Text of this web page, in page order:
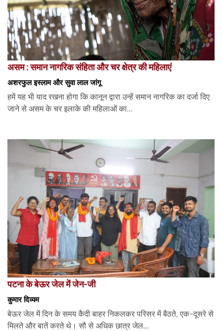
असम : समान नागरिक संहिता और चर क्षेत्र की महिलाएं
अशरफुल इस्लाम और सुवा लाल जांगू
हमें यह भी याद रखना होगा कि कानून द्वारा उन्हें समान नागरिक का दर्जा दिए
जाने से असम के चर इलाके की महिलाओं का...
पटना के बेऊर जेल में जेन-जी
कुमार दिव्यम
बेऊर जेल में दिन के समय कैदी बाहर निकलकर परिसर में बैठते, एक-दूसरे से
मिलते और बातें करते थे। सौ से अधिक छात्र जेल...